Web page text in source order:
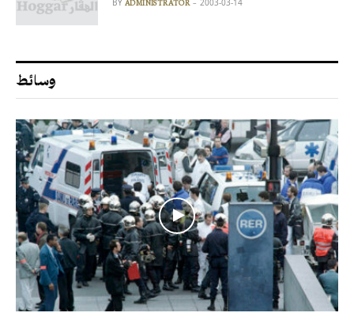
BY ADMINISTRATOR 2003-03-14
وسائط